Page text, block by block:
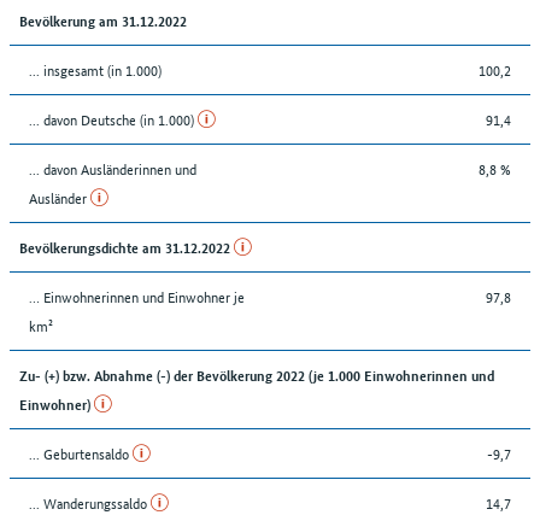
Bevölkerung am 31.12.2022
... insgesamt (in 1.000) 100,2
... davon Deutsche (in 1.000) 91,4
... davon Ausländerinnen und
Ausländer
8,8 %
Bevölkerungsdichte am 31.12.2022
… Einwohnerinnen und Einwohner je
km²
97,8
Zu- (+) bzw. Abnahme (-) der Bevölkerung 2022 (je 1.000 Einwohnerinnen und
Einwohner)
... Geburtensaldo -9,7
... Wanderungssaldo 14,7